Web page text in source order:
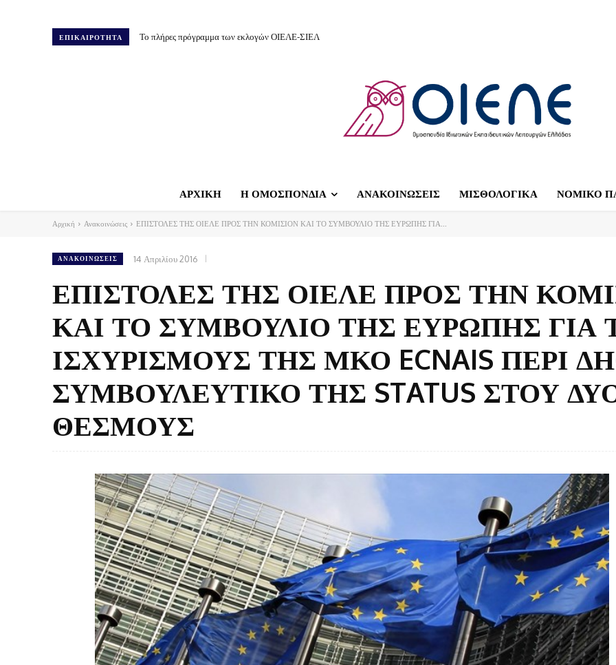
ΕΠΙΚΑΙΡΟΤΗΤΑ Το πλήρες πρόγραμμα των εκλογών ΟΙΕΛΕ-ΣΙΕΛ
ΑΡΧΙΚΗ Η ΟΜΟΣΠΟΝΔΙΑ ΑΝΑΚΟΙΝΩΣΕΙΣ ΜΙΣΘΟΛΟΓΙΚΑ ΝΟΜΙΚΟ
Αρχική Ανακοινώσεις ΕΠΙΣΤΟΛΕΣ ΤΗΣ ΟΙΕΛΕ ΠΡΟΣ ΤΗΝ ΚΟΜΙΣΙΟΝ ΚΑΙ ΤΟ ΣΥΜΒΟΥΛΙΟ ΤΗΣ ΕΥΡΩΠΗΣ ΓΙΑ...
ΑΝΑΚΟΙΝΏΣΕΙΣ 14 Απριλίου 2016
ΕΠΙΣΤΟΛΕΣ ΤΗΣ ΟΙΕΛΕ ΠΡΟΣ ΤΗΝ
ΚΑΙ ΤΟ ΣΥΜΒΟΥΛΙΟ ΤΗΣ ΕΥΡΩΠΗΣ ΓΙΑ
ΙΣΧΥΡΙΣΜΟΥΣ ΤΗΣ ΜΚΟ ECNAIS ΠΕΡΙ
ΣΥΜΒΟΥΛΕΥΤΙΚΟ ΤΗΣ STATUS ΣΤΟΥ
ΘΕΣΜΟΥΣ